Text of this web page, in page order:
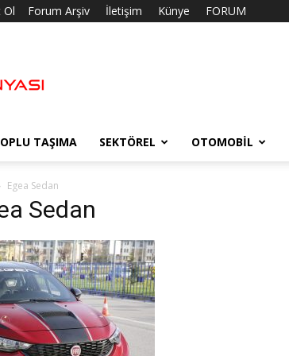
Ol Forum Arşiv İletişim Künye FORUM
TAŞIMA SEKTÖREL OTOMOBIL
Egea Sedan
Sedan